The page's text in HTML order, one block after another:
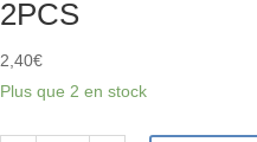
GEARS
2PCS
2,40€
Plus que 2 en stock